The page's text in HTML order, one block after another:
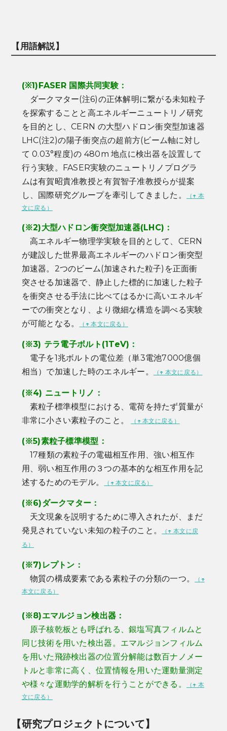
【用語解説】
(※1) FASER 国際共同実験：
ダークマター(注6)の正体解明に繋がる未知粒子
を探索することと高エネルギーニュートリノ研究
を目的とし、CERN の大型ハドロン衝突型加速器
LHC(注2)の陽子衝突点の超前方(ビーム軸に対し
て 0.03°程度)の 480m 地点に検出器を設置して
行う実験。FASER実験のニュートリノプログラ
ムは有賀昭貴准教授と有賀智子准教授らが提案
し、国際研究グループを牽引してきました。
（ ↑ 本
文に戻る）
(※2)大型ハドロン衝突型加速器(LHC)：
高エネルギー物理学実験を目的として、CERN
が建設した世界最高エネルギーのハドロン衝突型
加速器。2つのビーム(加速された粒子)を正面衝
突させる加速器で、静止した標的に加速した粒子
を衝突させる手法に比べてはるかに高いエネルギ
ーでの衝突となり、より微細な構造を調べる実験
が可能となる。
（ ↑ 本文に戻る）
(※3) テラ電子ボルト(1TeV)：
電子を1兆ボルトの電位差（単3電池7000億個
相当）で加速した時のエネルギー。
（ ↑ 本文に戻る）
(※4) ニュートリノ：
素粒子標準模型における、電荷を持たず質量が
非常に小さい素粒子のこと。
（ ↑本文に戻る）
(※5)素粒子標準模型：
17種類の素粒子の電磁相互作用、強い相互作
用、弱い相互作用の３つの基本的な相互作用を記
述するためのモデル。
（ ↑本文に戻る）
(※6)ダークマター：
天文現象を説明するために導入されたが、まだ
発見されていない未知の粒子のこと。
（ ↑ 本文に戻
る）
(※7) レプトン：
物質の構成要素である素粒子の分類の一つ。
（ ↑
本文に戻る）
(※8)エマルジョン検出器：
原子核乾板とも呼ばれる、銀塩写真フィルムと
同じ技術を用いた検出器。エマルジョンフィルム
を用いた飛跡検出器の位置分解能は数百ナノメー
トルと非常に高く、位置情報を用いた運動量測定
や様々な運動学的解析を行うことができる。
（ ↑ 本
文に戻る）
【研究プロジェクトについて】